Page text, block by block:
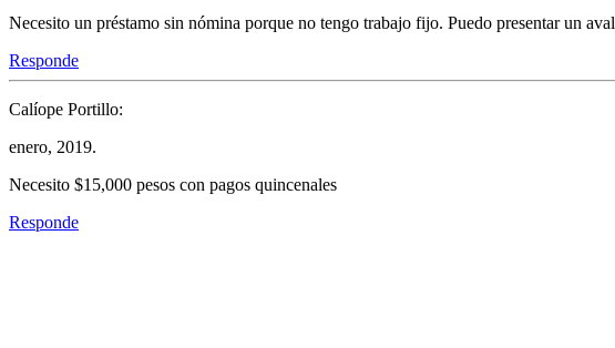
Necesito un préstamo sin nómina porque no tengo trabajo fijo. Puedo presentar un aval
Responde
Calíope Portillo:
enero, 2019.
Necesito $15,000 pesos con pagos quincenales
Responde